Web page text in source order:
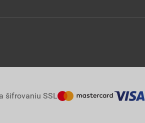
šifrovaniu SSL